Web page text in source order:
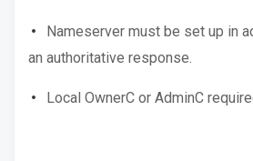
Nameserver must be set up in
an authoritative response.
Local OwnerC or AdminC